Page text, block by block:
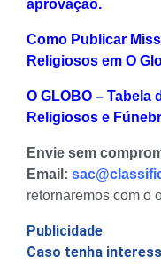
aprovação.
Como Publicar
Religiosos em O
O GLOBO –
Religiosos e
Envie sem
Email:
retornaremos com o
Publicidade
Caso tenha